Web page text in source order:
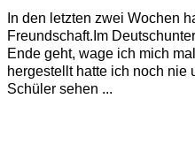
In den letzten zwei Wochen
Freundschaft.Im
Ende geht, wage ich mich
hergestellt hatte ich noch
Schüler sehen ...